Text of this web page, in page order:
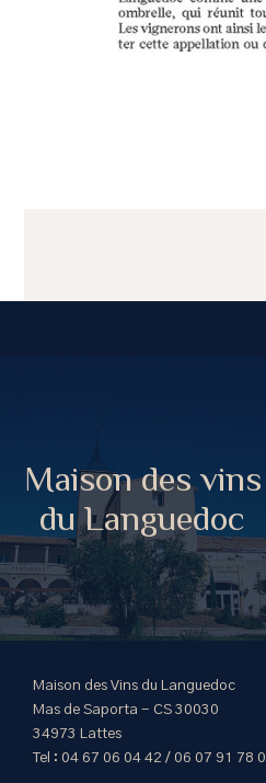
Maison des vins
du Languedoc
Maison des Vins du Languedoc
Mas de Saporta - CS 30030
34973 Lattes
Tel : 04 67 06 04 42 / 06 07 91 78